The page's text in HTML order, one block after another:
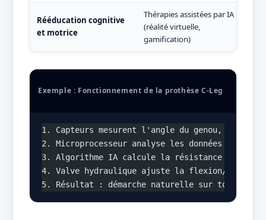
Rééducation cognitive
et motrice
Thérapies assistées par IA
(réalité virtuelle,
gamification)
Exemple : Fonctionnement de la prothèse C-Leg
1. Capteurs mesurent l'angle du genou, la
2. Microprocesseur analyse les données 50 fois
3. Algorithme IA calcule la résistance optimale
4. Valve hydraulique ajuste la flexion/
5. Résultat : démarche naturelle sur tout type